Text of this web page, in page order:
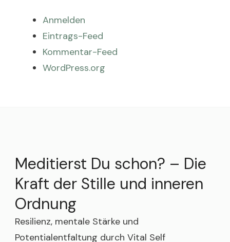
Anmelden
Eintrags-Feed
Kommentar-Feed
WordPress.org
Meditierst Du schon? – Die
Kraft der Stille und inneren
Ordnung
Resilienz, mentale Stärke und
Potentialentfaltung durch Vital Self